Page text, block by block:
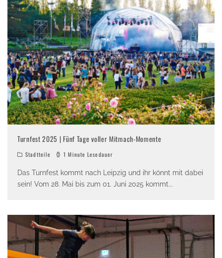
Turnfest 2025 | Fünf Tage voller Mitmach-Momente
Stadtteile 1 Minute Lesedauer
Das Turnfest kommt nach Leipzig und ihr könnt mit dabei
sein! Vom 28. Mai bis zum 01. Juni 2025 kommt...